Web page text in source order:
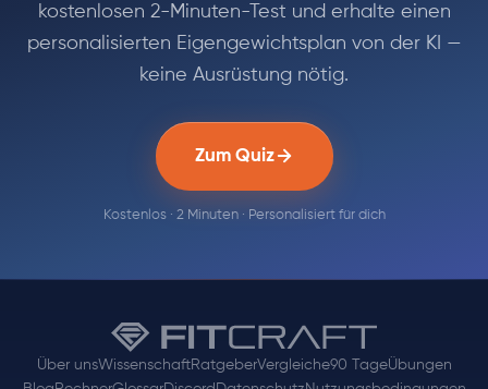
kostenlosen 2-Minuten-Test und erhalte einen
personalisierten Eigengewichtsplan von der KI —
keine Ausrüstung nötig.
Zum Quiz
Kostenlos · 2 Minuten · Personalisiert für dich
Über unsWissenschaftRatgeberVergleiche90 TageÜbungen